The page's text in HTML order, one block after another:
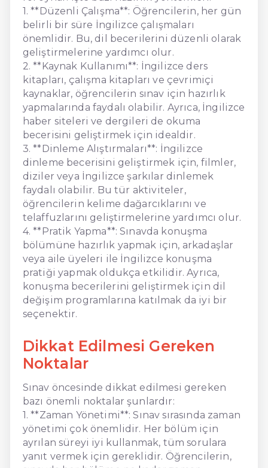
1. **Düzenli Çalışma**: Öğrencilerin, her gün
belirli bir süre İngilizce çalışmaları
önemlidir. Bu, dil becerilerini düzenli olarak
geliştirmelerine yardımcı olur.
2. **Kaynak Kullanımı**: İngilizce ders
kitapları, çalışma kitapları ve çevrimiçi
kaynaklar, öğrencilerin sınav için hazırlık
yapmalarında faydalı olabilir. Ayrıca, İngilizce
haber siteleri ve dergileri de okuma
becerisini geliştirmek için idealdir.
3. **Dinleme Alıştırmaları**: İngilizce
dinleme becerisini geliştirmek için, filmler,
diziler veya İngilizce şarkılar dinlemek
faydalı olabilir. Bu tür aktiviteler,
öğrencilerin kelime dağarcıklarını ve
telaffuzlarını geliştirmelerine yardımcı olur.
4. **Pratik Yapma**: Sınavda konuşma
bölümüne hazırlık yapmak için, arkadaşlar
veya aile üyeleri ile İngilizce konuşma
pratiği yapmak oldukça etkilidir. Ayrıca,
konuşma becerilerini geliştirmek için dil
değişim programlarına katılmak da iyi bir
seçenektir.
Dikkat Edilmesi Gereken
Noktalar
Sınav öncesinde dikkat edilmesi gereken
bazı önemli noktalar şunlardır:
1. **Zaman Yönetimi**: Sınav sırasında zaman
yönetimi çok önemlidir. Her bölüm için
ayrılan süreyi iyi kullanmak, tüm sorulara
yanıt vermek için gereklidir. Öğrencilerin,